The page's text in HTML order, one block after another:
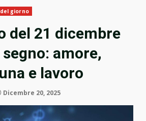
giorno
del 21 dicembre
amore,
e lavoro
Dicembre 20, 2025